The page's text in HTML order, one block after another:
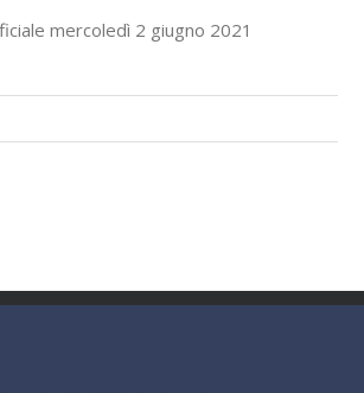
mercoledì 2 giugno 2021